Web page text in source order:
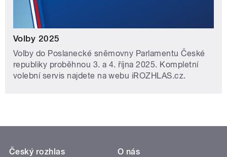
Volby 2025
Volby do Poslanecké sněmovny Parlamentu České
republiky proběhnou 3. a 4. října 2025. Kompletní
volební servis najdete na webu iROZHLAS.cz.
Český rozhlas
O nás